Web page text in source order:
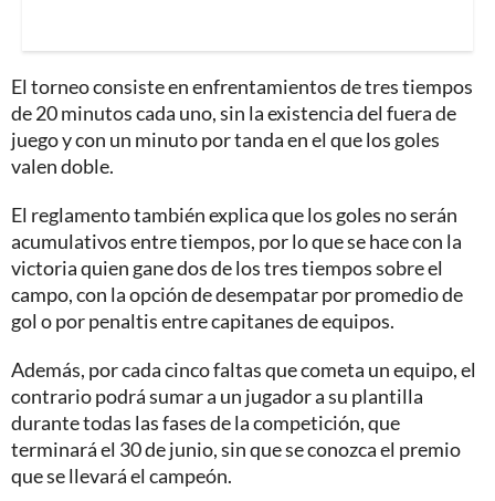
El torneo consiste en enfrentamientos de tres tiempos
de 20 minutos cada uno, sin la existencia del fuera de
juego y con un minuto por tanda en el que los goles
valen doble.
El reglamento también explica que los goles no serán
acumulativos entre tiempos, por lo que se hace con la
victoria quien gane dos de los tres tiempos sobre el
campo, con la opción de desempatar por promedio de
gol o por penaltis entre capitanes de equipos.
Además, por cada cinco faltas que cometa un equipo, el
contrario podrá sumar a un jugador a su plantilla
durante todas las fases de la competición, que
terminará el 30 de junio, sin que se conozca el premio
que se llevará el campeón.